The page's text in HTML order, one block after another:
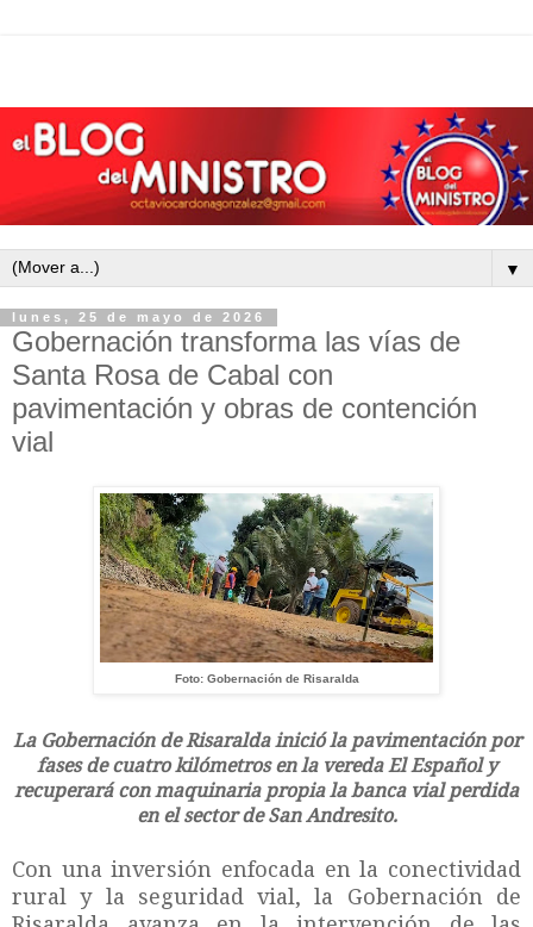
▼
lunes, 25 de mayo de 2026
Gobernación transforma las vías de
Santa Rosa de Cabal con
pavimentación y obras de contención
vial
Foto: Gobernación de Risaralda
La Gobernación de Risaralda inició la pavimentación por
fases de cuatro kilómetros en la vereda El Español y
recuperará con maquinaria propia la banca vial perdida
en el sector de San Andresito.
Con una inversión enfocada en la conectividad
rural y la seguridad vial, la Gobernación de